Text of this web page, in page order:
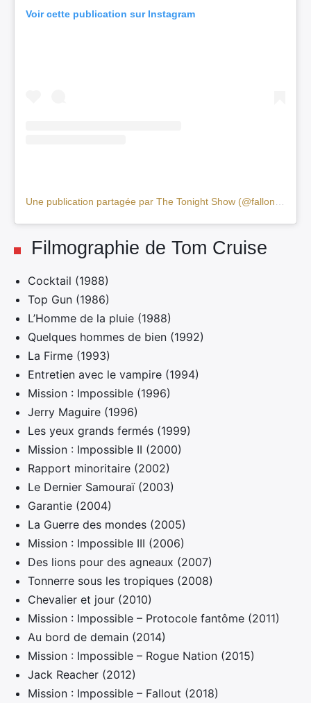
Voir cette publication sur Instagram
Filmographie de Tom Cruise
Cocktail (1988)
Top Gun (1986)
L’Homme de la pluie (1988)
Quelques hommes de bien (1992)
La Firme (1993)
Entretien avec le vampire (1994)
Mission : Impossible (1996)
Jerry Maguire (1996)
Les yeux grands fermés (1999)
Mission : Impossible II (2000)
Rapport minoritaire (2002)
Le Dernier Samouraï (2003)
Garantie (2004)
La Guerre des mondes (2005)
Mission : Impossible III (2006)
Des lions pour des agneaux (2007)
Tonnerre sous les tropiques (2008)
Chevalier et jour (2010)
Mission : Impossible – Protocole fantôme (2011)
Au bord de demain (2014)
Mission : Impossible – Rogue Nation (2015)
Jack Reacher (2012)
Mission : Impossible – Fallout (2018)